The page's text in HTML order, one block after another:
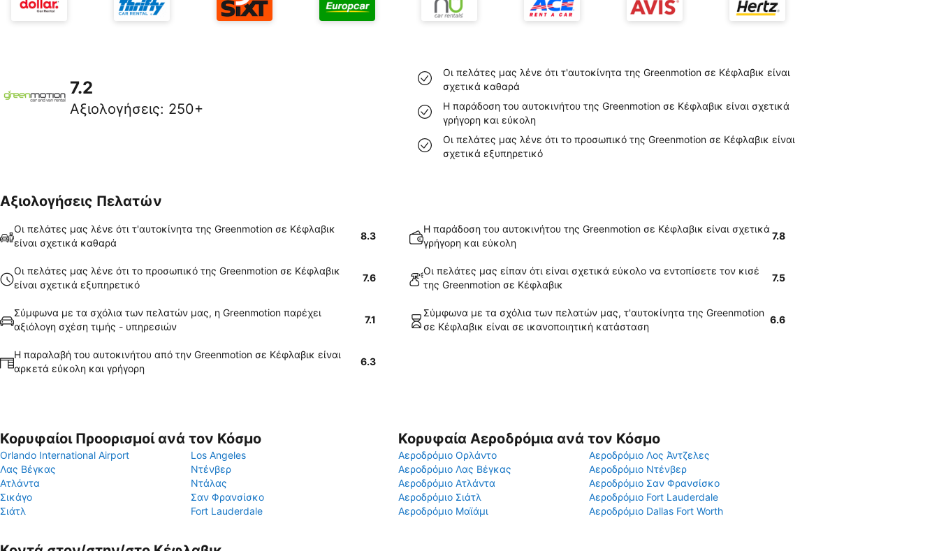
7.2
Αξιολογήσεις: 250+
Οι πελάτες μας λένε ότι τ'αυτοκίνητα της Greenmotion σε Κέφλαβικ είναι
σχετικά καθαρά
Η παράδοση του αυτοκινήτου της Greenmotion σε Κέφλαβικ είναι σχετικά
γρήγορη και εύκολη
Οι πελάτες μας λένε ότι το προσωπικό της Greenmotion σε Κέφλαβικ είναι
σχετικά εξυπηρετικό
Αξιολογήσεις Πελατών
Οι πελάτες μας λένε ότι τ'αυτοκίνητα της Greenmotion σε Κέφλαβικ
είναι σχετικά καθαρά
8.3
Η παράδοση του αυτοκινήτου της Greenmotion σε Κέφλαβικ είναι σχετικά
γρήγορη και εύκολη
7.8
Οι πελάτες μας λένε ότι το προσωπικό της Greenmotion σε Κέφλαβικ
είναι σχετικά εξυπηρετικό
7.6
Οι πελάτες μας είπαν ότι είναι σχετικά εύκολο να εντοπίσετε τον κισέ
της Greenmotion σε Κέφλαβικ
7.5
Σύμφωνα με τα σχόλια των πελατών μας, η Greenmotion παρέχει
αξιόλογη σχέση τιμής - υπηρεσιών
7.1
Σύμφωνα με τα σχόλια των πελατών μας, τ'αυτοκίνητα της Greenmotion
σε Κέφλαβικ είναι σε ικανοποιητική κατάσταση
6.6
Η παραλαβή του αυτοκινήτου από την Greenmotion σε Κέφλαβικ είναι
αρκετά εύκολη και γρήγορη
6.3
Κορυφαίοι Προορισμοί ανά τον Κόσμο
Orlando International Airport
Los Angeles
Λας Βέγκας
Ντένβερ
Ατλάντα
Ντάλας
Σικάγο
Σαν Φρανσίσκο
Σιάτλ
Fort Lauderdale
Κορυφαία Αεροδρόμια ανά τον Κόσμο
Αεροδρόμιο Ορλάντο
Αεροδρόμιο Λος Άντζελες
Αεροδρόμιο Λας Βέγκας
Αεροδρόμιο Ντένβερ
Αεροδρόμιο Ατλάντα
Αεροδρόμιο Σαν Φρανσίσκο
Αεροδρόμιο Σιάτλ
Αεροδρόμιο Fort Lauderdale
Αεροδρόμιο Μαϊάμι
Αεροδρόμιο Dallas Fort Worth